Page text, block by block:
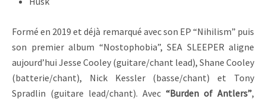
Formé en 2019 et déjà remarqué avec son EP “Nihilism” puis
son premier album “Nostophobia”, SEA SLEEPER aligne
aujourd’hui Jesse Cooley (guitare/chant lead), Shane Cooley
(batterie/chant), Nick Kessler (basse/chant) et Tony
Spradlin (guitare lead/chant). Avec “Burden of Antlers”,